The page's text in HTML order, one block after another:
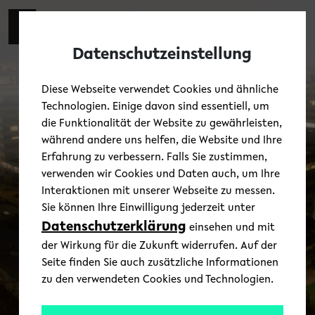
Skip to main content
Datenschutzeinstellung
Diese Webseite verwendet Cookies und ähnliche
Technologien. Einige davon sind essentiell, um
die Funktionalität der Website zu gewährleisten,
während andere uns helfen, die Website und Ihre
Erfahrung zu verbessern. Falls Sie zustimmen,
verwenden wir Cookies und Daten auch, um Ihre
Interaktionen mit unserer Webseite zu messen.
Sie können Ihre Einwilligung jederzeit unter
Datenschutzerklärung einsehen und mit
der Wirkung für die Zukunft widerrufen. Auf der
Seite finden Sie auch zusätzliche Informationen
zu den verwendeten Cookies und Technologien.